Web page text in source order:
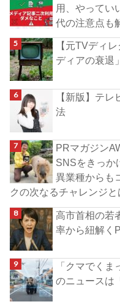
用、やってい
代の注意点も
【元TVディ
ディアの衰退
【新版】テ
法
PRマガジン
SNSをきっか
異業種からも
クの次なるチャレンジと
高市首相の若
率から紐解く
「クマでく
のニュースは